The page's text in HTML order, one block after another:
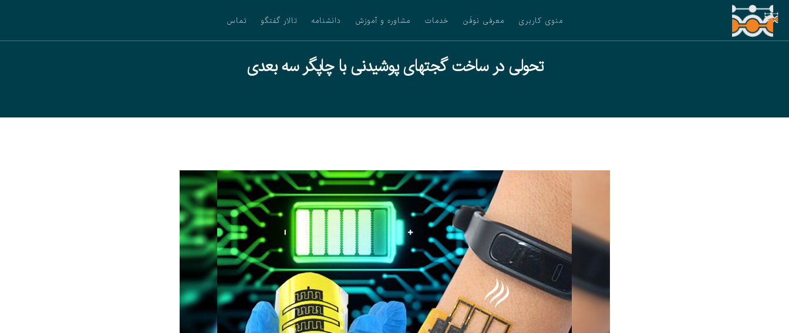
منوی کاربری معرفی نوفَن خدمات مشاوره و آموزش دانشنامه تالار گفتگو تماس
تحولی در ساخت گجتهای پوشیدنی با چاپگر سه بعدی